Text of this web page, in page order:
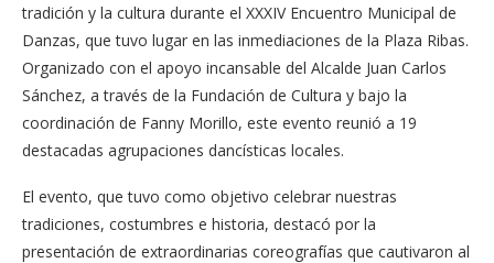
tradición y la cultura durante el XXXIV Encuentro Municipal de
Danzas, que tuvo lugar en las inmediaciones de la Plaza Ribas.
Organizado con el apoyo incansable del Alcalde Juan Carlos
Sánchez, a través de la Fundación de Cultura y bajo la
coordinación de Fanny Morillo, este evento reunió a 19
destacadas agrupaciones dancísticas locales.
El evento, que tuvo como objetivo celebrar nuestras
tradiciones, costumbres e historia, destacó por la
presentación de extraordinarias coreografías que cautivaron al